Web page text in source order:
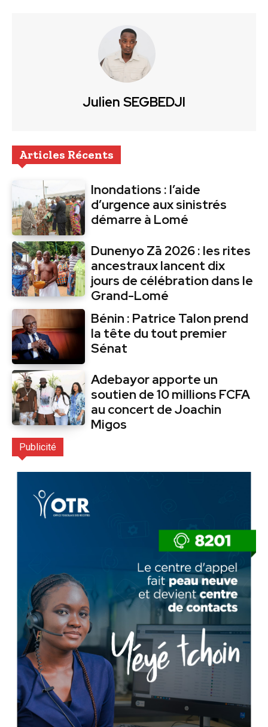
Julien SEGBEDJI
Articles Récents
Inondations : l’aide
d’urgence aux sinistrés
démarre à Lomé
Dunenyo Zā 2026 : les rites
ancestraux lancent dix
jours de célébration dans le
Grand-Lomé
Bénin : Patrice Talon prend
la tête du tout premier
Sénat
Adebayor apporte un
soutien de 10 millions FCFA
au concert de Joachin
Migos
Publicité